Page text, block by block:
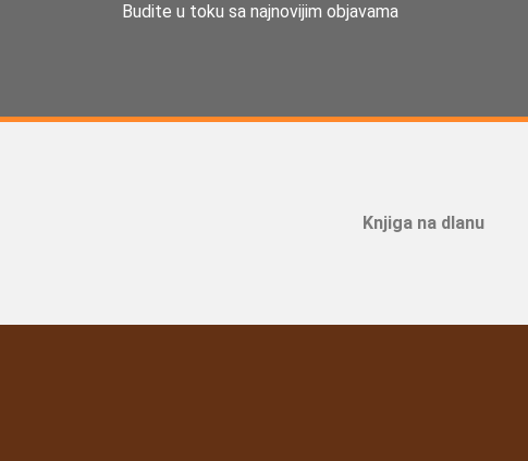
Budite u toku sa najnovijim objavama
Knjiga na dlanu